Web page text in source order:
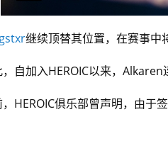
继续顶替其位置，在赛事中
自加入HEROIC以来，Alkaren
，HEROIC俱乐部曾声明，由于